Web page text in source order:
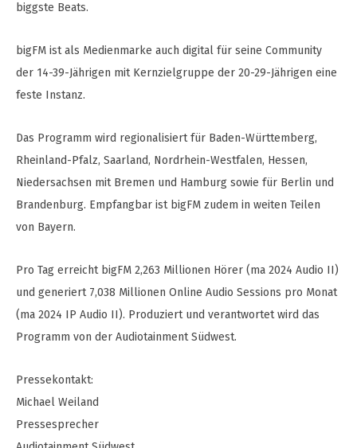
biggste Beats.
bigFM ist als Medienmarke auch digital für seine Community
der 14-39-Jährigen mit Kernzielgruppe der 20-29-Jährigen eine
feste Instanz.
Das Programm wird regionalisiert für Baden-Württemberg,
Rheinland-Pfalz, Saarland, Nordrhein-Westfalen, Hessen,
Niedersachsen mit Bremen und Hamburg sowie für Berlin und
Brandenburg. Empfangbar ist bigFM zudem in weiten Teilen
von Bayern.
Pro Tag erreicht bigFM 2,263 Millionen Hörer (ma 2024 Audio II)
und generiert 7,038 Millionen Online Audio Sessions pro Monat
(ma 2024 IP Audio II). Produziert und verantwortet wird das
Programm von der Audiotainment Südwest.
Pressekontakt:
Michael Weiland
Pressesprecher